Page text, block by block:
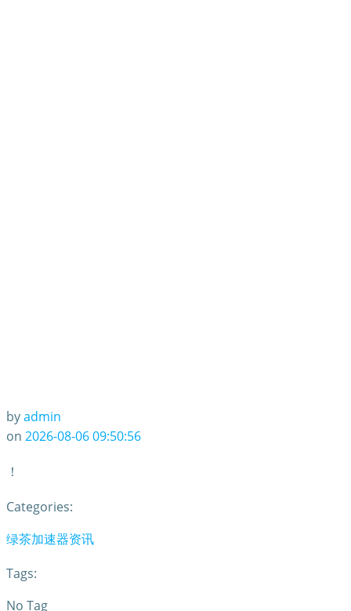
byadmin
on 2026-08-06 09:50:56
！
Categories:
绿茶加速器资讯
Tags:
No Tag